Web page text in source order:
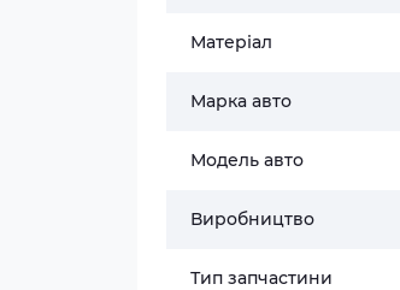
Матеріал
Марка авто
Модель авто
Виробництво
Тип запчастини